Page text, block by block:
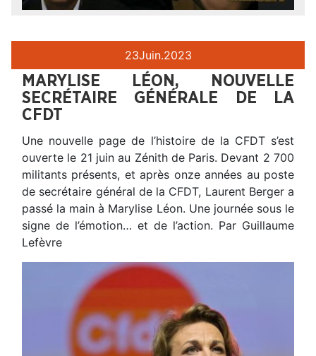
23Juin.2023
MARYLISE LÉON, NOUVELLE
SECRÉTAIRE GÉNÉRALE DE LA
CFDT
Une nouvelle page de l’histoire de la CFDT s’est
ouverte le 21 juin au Zénith de Paris. Devant 2 700
militants présents, et après onze années au poste
de secrétaire général de la CFDT, Laurent Berger a
passé la main à Marylise Léon. Une journée sous le
signe de l’émotion… et de l’action. Par Guillaume
Lefèvre